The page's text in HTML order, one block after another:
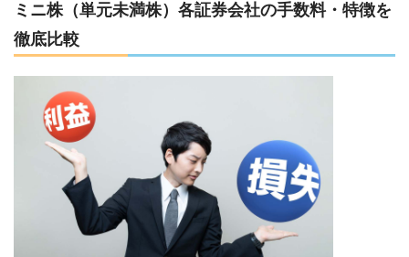
ミニ株（単元未満株）各証券会社の手数料・特徴を
徹底比較